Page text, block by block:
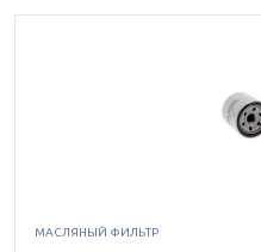
МАСЛЯНЫЙ ФИЛЬТР